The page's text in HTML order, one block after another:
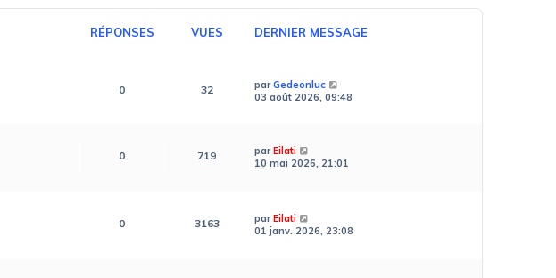
RÉPONSES VUES DERNIER MESSAGE
0 32 parGedeonluc
03 août 2026, 09:48
0 719 parEilati
10 mai 2026, 21:01
0 3163 parEilati
01 janv. 2026, 23:08